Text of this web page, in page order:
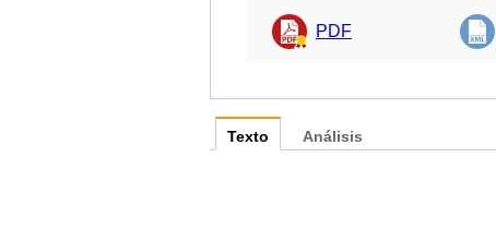
PDF
Texto Análisis